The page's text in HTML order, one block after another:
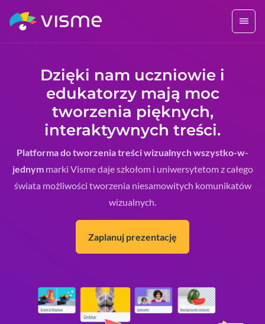
Dzięki nam uczniowie i
edukatorzy mają moc
tworzenia pięknych,
interaktywnych treści.
Platforma do tworzenia treści wizualnych wszystko-w-
jednymmarki Visme daje szkołom i uniwersytetom z całego
świata możliwości tworzenia niesamowitych komunikatów
wizualnych.
Zaplanuj prezentację